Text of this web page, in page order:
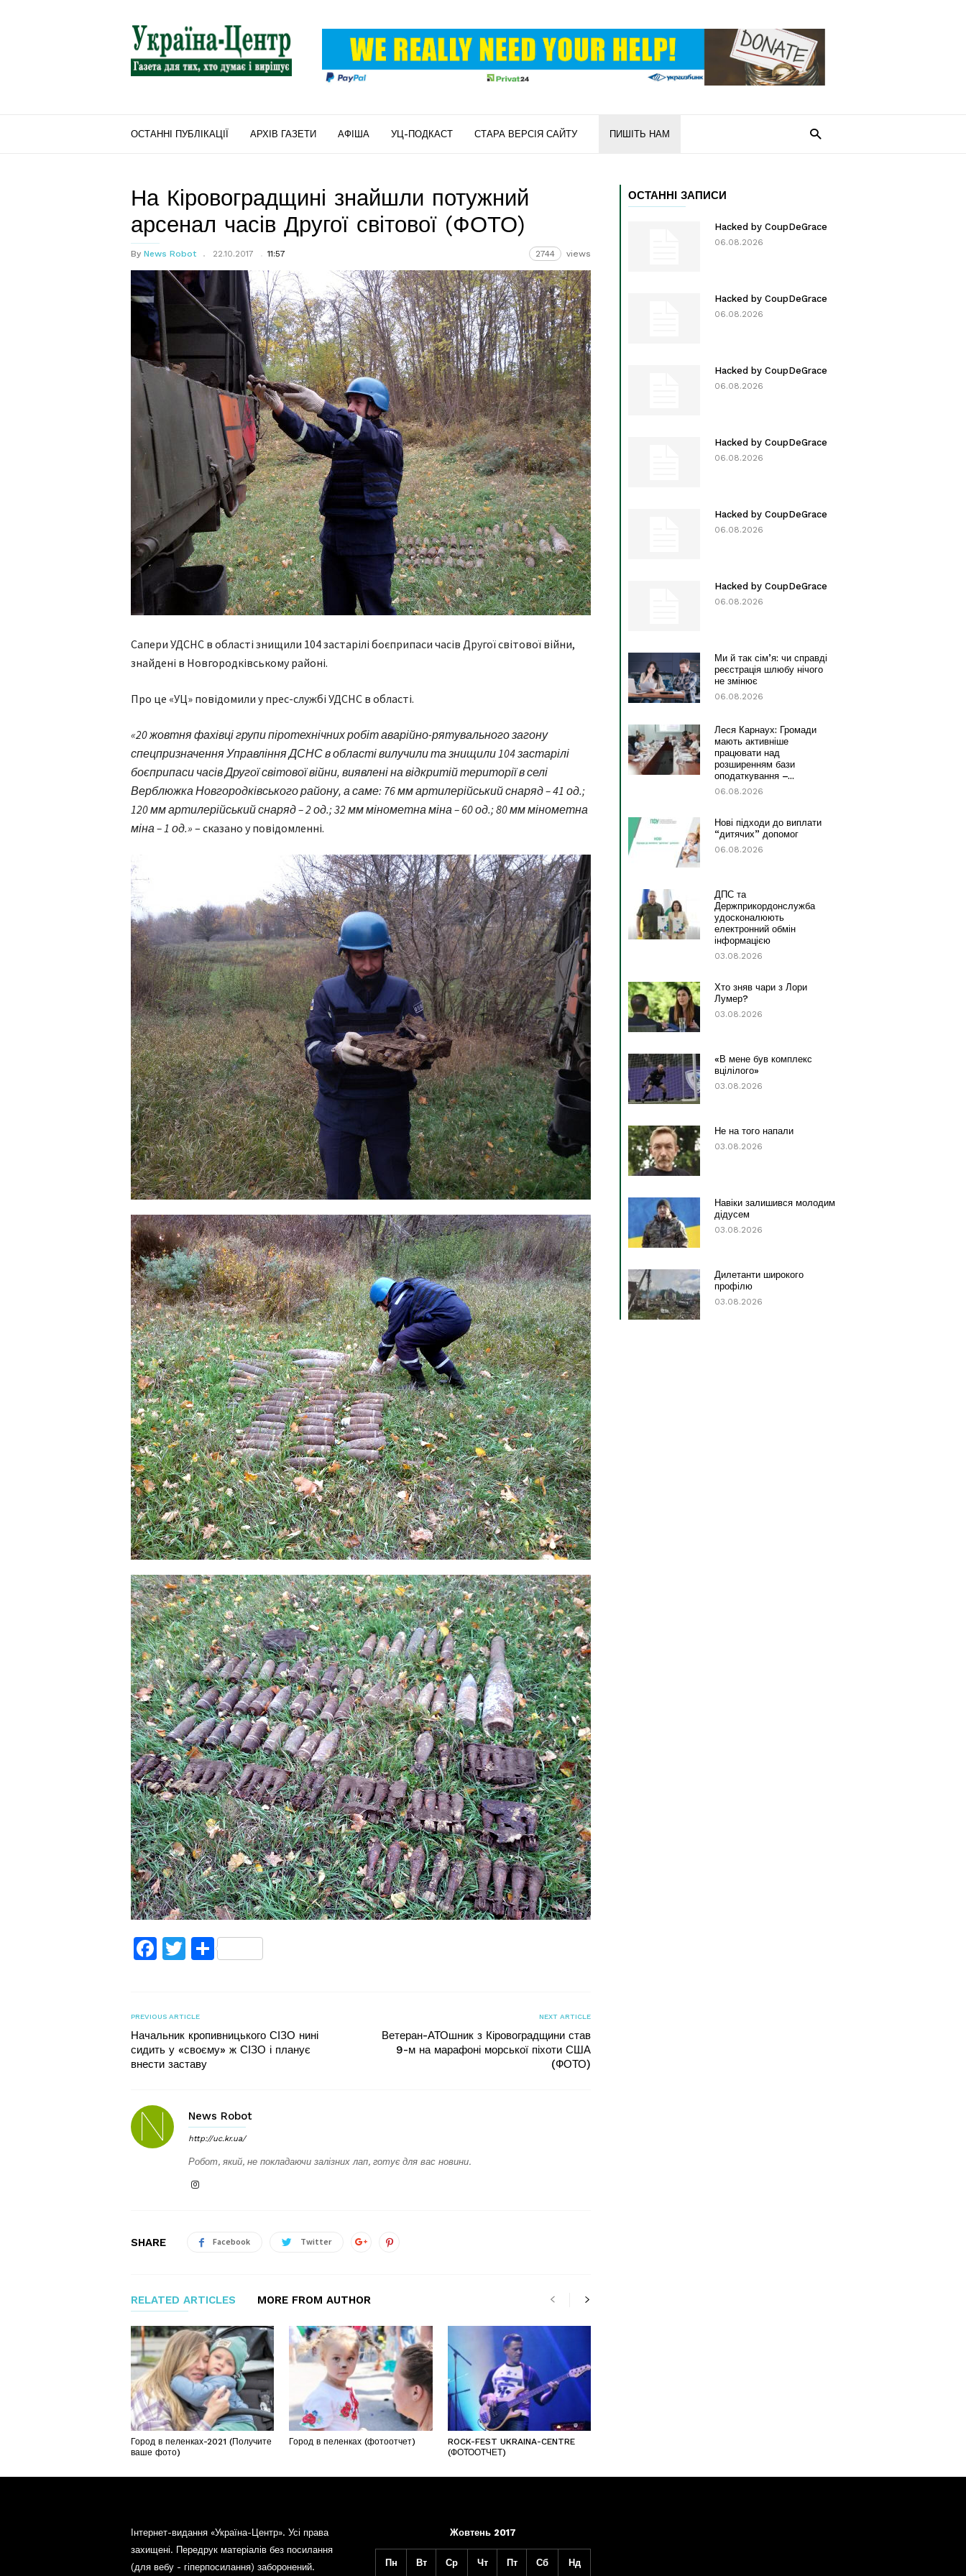
"Україна-
Центр"
ОСТАННІ ПУБЛІКАЦІЇ АРХІВ ГАЗЕТИ АФІША УЦ-ПОДКАСТ СТАРА ВЕРСІЯ САЙТУ ПИШІТЬ НАМ
На Кіровоградщині знайшли потужний
арсенал часів Другої світової (ФОТО)
By News Robot 22.10.2017 11:57 2744 views
Сапери УДСНС в області знищили 104 застарілі боєприпаси часів Другої світової війни,
знайдені в Новгородківському районі.
Про це «УЦ» повідомили у прес-службі УДСНС в області.
«20 жовтня фахівці групи піротехнічних робіт аварійно-рятувального загону
спецпризначення Управління ДСНС в області вилучили та знищили 104 застарілі
боєприпаси часів Другої світової війни, виявлені на відкритій території в селі
Верблюжка Новгородківського району, а саме: 76 мм артилерійський снаряд – 41 од.;
120 мм артилерійський снаряд – 2 од.; 32 мм мінометна міна – 60 од.; 80 мм мінометна
міна – 1 од.» – сказано у повідомленні.
Facebook
TwitterПоділитися
PREVIOUS ARTICLE
Начальник кропивницького СІЗО нині
сидить у «своєму» ж СІЗО і планує
внести заставу
NEXT ARTICLE
Ветеран-АТОшник з Кіровоградщини став
9-м на марафоні морської піхоти США
(ФОТО)
News Robot
http://uc.kr.ua/
Робот, який, не покладаючи залізних лап, готує для вас новини.
SHARE Facebook Twitter
RELATED ARTICLES MORE FROM AUTHOR
Город в пеленках-2021 (Получите
ваше фото)
Город в пеленках (фотоотчет)
ROCK-FEST UKRAINA-CENTRE
(ФОТООТЧЕТ)
ОСТАННІ ЗАПИСИ
Hacked by CoupDeGrace
06.08.2026
Hacked by CoupDeGrace
06.08.2026
Hacked by CoupDeGrace
06.08.2026
Hacked by CoupDeGrace
06.08.2026
Hacked by CoupDeGrace
06.08.2026
Hacked by CoupDeGrace
06.08.2026
Ми й так сім’я: чи справді
реєстрація шлюбу нічого
не змінює
06.08.2026
Леся Карнаух: Громади
мають активніше
працювати над
розширенням бази
оподаткування –...
06.08.2026
Нові підходи до виплати
“дитячих” допомог
06.08.2026
ДПС та
Держприкордонслужба
удосконалюють
електронний обмін
інформацією
03.08.2026
Хто зняв чари з Лори
Лумер?
03.08.2026
«В мене був комплекс
вцілілого»
03.08.2026
Не на того напали
03.08.2026
Навіки залишився молодим
дідусем
03.08.2026
Дилетанти широкого
профілю
03.08.2026
Інтернет-видання «Україна-Центр». Усі права
захищені. Передрук матеріалів без посилання
(для вебу - гіперпосилання) заборонений.
Жовтень 2017
Пн Вт Ср Чт Пт Сб Нд